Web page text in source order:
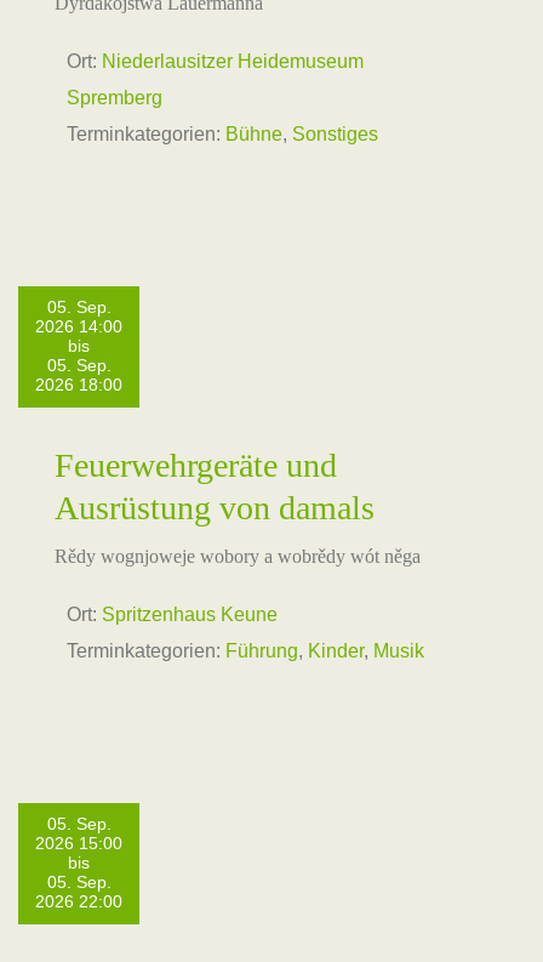
Ort: Niederlausitzer Heidemuseum
Spremberg
Terminkategorien: Bühne, Sonstiges
05. Sep.
2026 14:00
bis
05. Sep.
2026 18:00
Feuerwehrgeräte und
Ausrüstung von damals
Rědy wognjoweje wobory a wobrědy wót něga
Ort: Spritzenhaus Keune
Terminkategorien: Führung, Kinder, Musik
05. Sep.
2026 15:00
bis
05. Sep.
2026 22:00